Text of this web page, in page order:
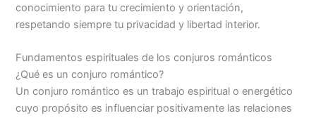
conocimiento para tu crecimiento y orientación,
respetando siempre tu privacidad y libertad interior.
Fundamentos espirituales de los conjuros románticos
¿Qué es un conjuro romántico?
Un conjuro romántico es un trabajo espiritual o energético
cuyo propósito es influenciar positivamente las relaciones